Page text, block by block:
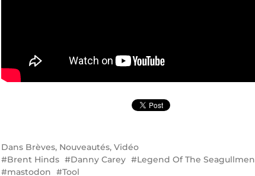
Dans Brèves, Nouveautés, Vidéo
Brent Hinds
Danny Carey
Legend Of The Seagullmen
mastodon
Tool